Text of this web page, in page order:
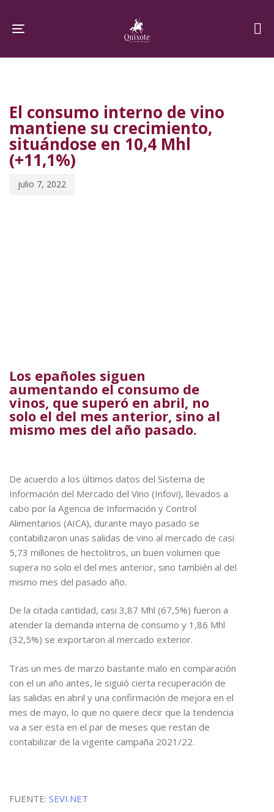
links
content
Toggle navigation
El consumo interno de vino
mantiene su crecimiento,
situándose en 10,4 Mhl
(+11,1%)
julio 7, 2022
Los epañoles siguen
aumentando el consumo de
vinos, que superó en abril, no
solo el del mes anterior, sino al
mismo mes del año pasado.
De acuerdo a los últimos datos del Sistema de
Información del Mercado del Vino (Infovi), llevados a
cabo por la Agencia de Información y Control
Alimentarios (AICA), durante mayo pasado se
contabilizaron unas salidas de vino al mercado de casi
5,73 millones de hectolitros, un buen volumen que
supera no solo el del mes anterior, sino también al del
mismo mes del pasado año.
De la citada cantidad, casi 3,87 Mhl (67,5%) fueron a
atender la demanda interna de consumo y 1,86 Mhl
(32,5%) se exportaron al mercado exterior.
Tras un mes de marzo bastante malo en comparación
con el un año antes, le siguió cierta recuperación de
las salidas en abril y una confirmación de mejora en el
mes de mayo, lo que no quiere decir que la tendencia
va a ser esta en el par de meses que restan de
contabilizar de la vigente campaña 2021/22.
FUENTE: SEVI.NET